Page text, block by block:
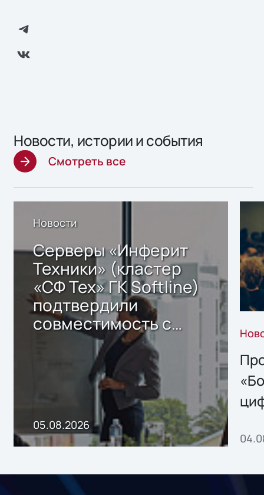
Новости, истории и события
Смотреть все
Новости
Серверы «Инферит
Техники» (кластер
«СФ Тех» ГК Softline)
подтвердили
совместимость с
решением Sharx
Storage 2.x для
хранения данных
05.08.2026